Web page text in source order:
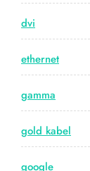
dvi
ethernet
gamma
gold kabel
google